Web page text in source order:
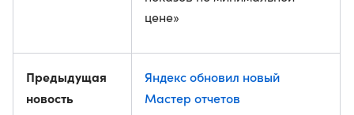
цене»
Предыдущая
новость
Яндекс обновил новый
Мастер отчетов